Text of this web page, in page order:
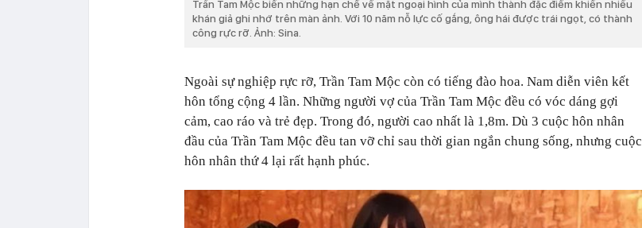
Trần Tam Mộc biến những hạn chế về mặt ngoại hình của mình thành đặc điểm khiến nhiều
khán giả ghi nhớ trên màn ảnh. Với 10 năm nỗ lực cố gắng, ông hái được trái ngọt, có thành
công rực rỡ. Ảnh: Sina.
Ngoài sự nghiệp rực rỡ, Trần Tam Mộc còn có tiếng đào hoa. Nam diễn viên kết
hôn tổng cộng 4 lần. Những người vợ của Trần Tam Mộc đều có vóc dáng gợi
cảm, cao ráo và trẻ đẹp. Trong đó, người cao nhất là 1,8m. Dù 3 cuộc hôn nhân
đầu của Trần Tam Mộc đều tan vỡ chỉ sau thời gian ngắn chung sống, nhưng cuộc
hôn nhân thứ 4 lại rất hạnh phúc.